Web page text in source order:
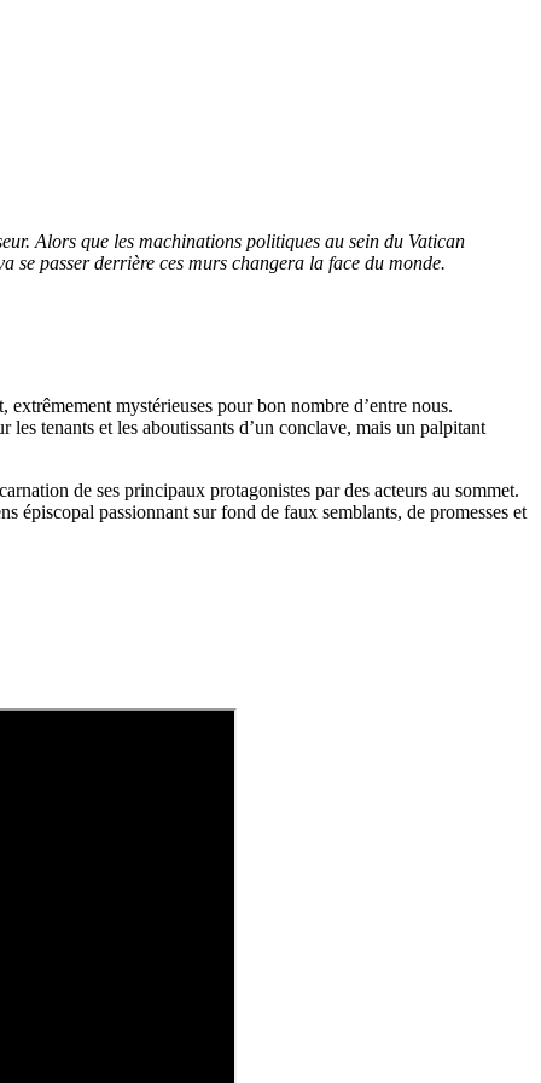
Alors que les machinations politiques au sein du Vatican
se passer derrière ces murs changera la face du monde.
mystérieuses pour bon nombre d’entre nous.
tenants et les aboutissants d’un conclave, mais un palpitant
de ses principaux protagonistes par des acteurs au sommet.
épiscopal passionnant sur fond de faux semblants, de promesses et